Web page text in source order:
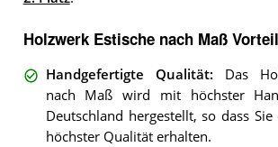
Holzwerk Estische nach Maß
Handgefertigte Qualität: Das
nach Maß wird mit höchster
Deutschland hergestellt, so dass
höchster Qualität erhalten.